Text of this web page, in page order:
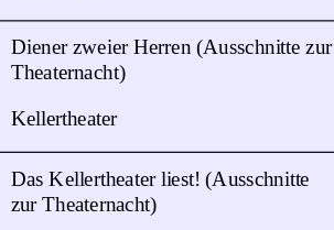
Kellertheater
Diener zweier Herren (Ausschnitte zur
Theaternacht)
Das Kellertheater liest! (Ausschnitte
zur Theaternacht)